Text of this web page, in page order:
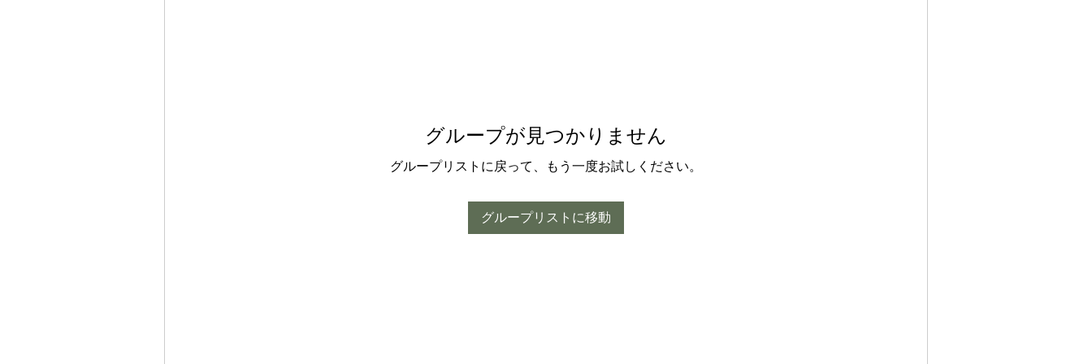
グループが見つかりません
グループリストに戻って、もう一度お試しください。
グループリストに移動